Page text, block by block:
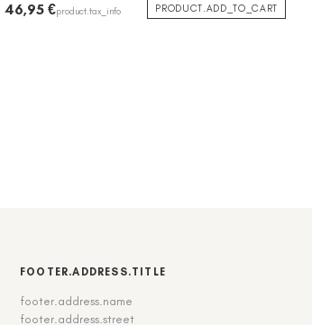
46,95 €product.tax_info PRODUCT.ADD_TO_CART
FOOTER.ADDRESS.TITLE
footer.address.name
footer.address.street